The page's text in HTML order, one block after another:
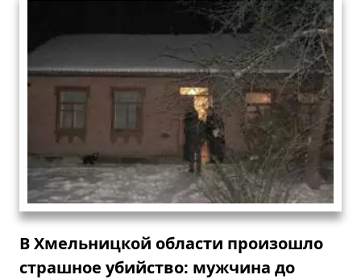
В Хмельницкой области произошло
страшное убийство: мужчина до